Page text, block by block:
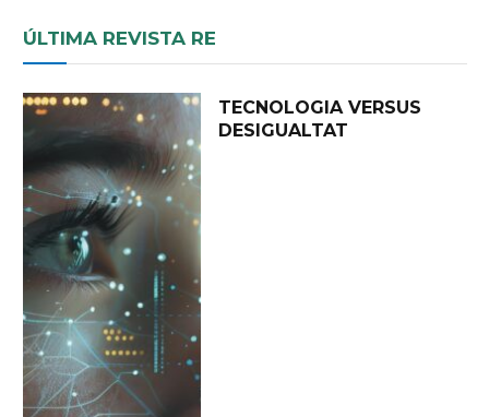
ÚLTIMA REVISTA RE
TECNOLOGIA VERSUS
DESIGUALTAT